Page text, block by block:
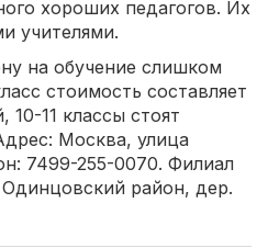
хороших педагогов. Их
учителями.
на обучение слишком
стоимость составляет
10-11 классы стоят
Москва, улица
7499-255-0070. Филиал
район, дер.